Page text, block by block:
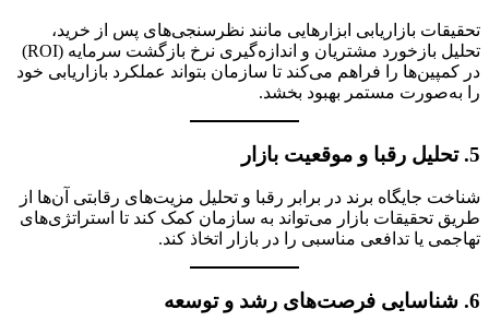
تحقیقات بازاریابی ابزارهایی مانند نظرسنجی‌های پس از خرید،
تحلیل بازخورد مشتریان و اندازه‌گیری نرخ بازگشت سرمایه (ROI)
در کمپین‌ها را فراهم می‌کند تا سازمان بتواند عملکرد بازاریابی خود
را به‌صورت مستمر بهبود بخشد.
5. تحلیل رقبا و موقعیت بازار
شناخت جایگاه برند در برابر رقبا و تحلیل مزیت‌های رقابتی آن‌ها از
طریق تحقیقات بازار می‌تواند به سازمان کمک کند تا استراتژی‌های
تهاجمی یا تدافعی مناسبی را در بازار اتخاذ کند.
6. شناسایی فرصت‌های رشد و توسعه